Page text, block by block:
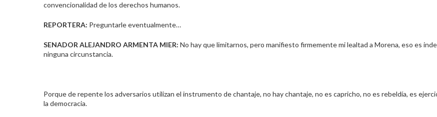
convencionalidad de los derechos humanos.
REPORTERA: Preguntarle eventualmente…
SENADOR ALEJANDRO ARMENTA MIER: No hay que limitarnos, pero manifiesto firmemente mi lealtad a Morena, eso es
ninguna circunstancia.
Porque de repente los adversarios utilizan el instrumento de chantaje, no hay chantaje, no es capricho, no es rebeldía, es
la democracia.